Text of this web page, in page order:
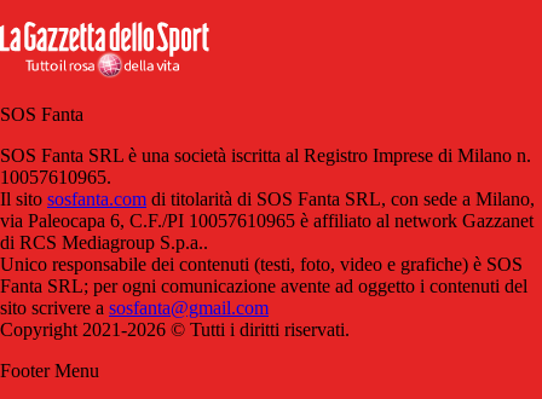
SOS Fanta
SOS Fanta SRL è una società iscritta al Registro Imprese di Milano n.
10057610965.
Il sito sosfanta.com di titolarità di SOS Fanta SRL, con sede a Milano,
via Paleocapa 6, C.F./PI 10057610965 è affiliato al network Gazzanet
di RCS Mediagroup S.p.a..
Unico responsabile dei contenuti (testi, foto, video e grafiche) è SOS
Fanta SRL; per ogni comunicazione avente ad oggetto i contenuti del
sito scrivere a sosfanta@gmail.com
Copyright 2021-2026 © Tutti i diritti riservati.
Footer Menu